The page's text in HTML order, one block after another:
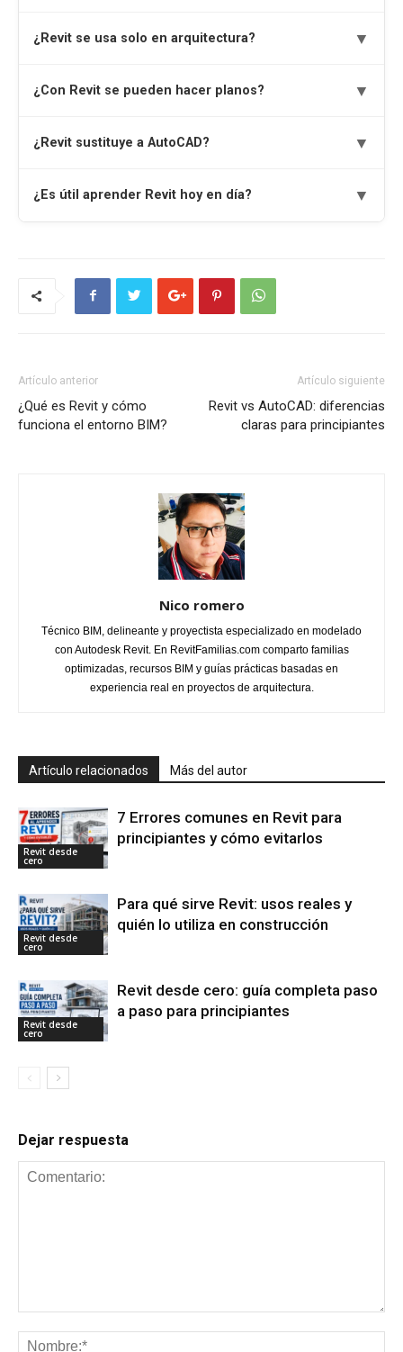
¿Revit se usa solo en arquitectura? ▼
¿Con Revit se pueden hacer planos? ▼
¿Revit sustituye a AutoCAD? ▼
¿Es útil aprender Revit hoy en día? ▼
Artículo anterior
¿Qué es Revit y cómo
funciona el entorno BIM?
Artículo siguiente
Revit vs AutoCAD: diferencias
claras para principiantes
Nico romero
Técnico BIM, delineante y proyectista especializado en modelado
con Autodesk Revit. En RevitFamilias.com comparto familias
optimizadas, recursos BIM y guías prácticas basadas en
experiencia real en proyectos de arquitectura.
Artículo relacionados Más del autor
Revit desde
cero
7 Errores comunes en Revit para
principiantes y cómo evitarlos
Revit desde
cero
Para qué sirve Revit: usos reales y
quién lo utiliza en construcción
Revit desde
cero
Revit desde cero: guía completa paso
a paso para principiantes
Dejar respuesta